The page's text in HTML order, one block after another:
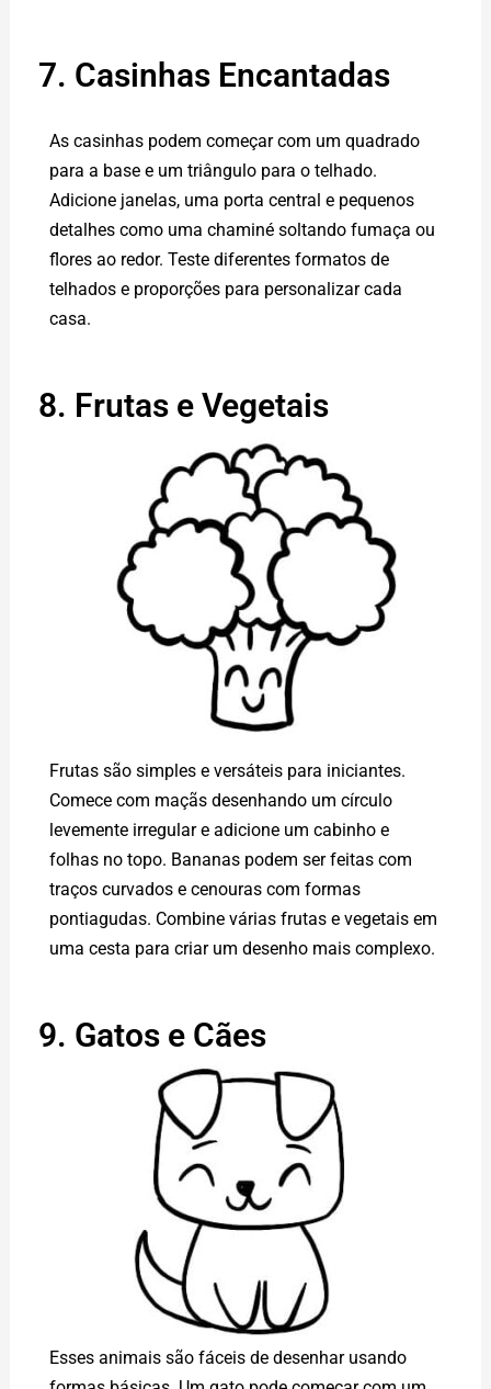
7. Casinhas Encantadas
As casinhas podem começar com um quadrado
para a base e um triângulo para o telhado.
Adicione janelas, uma porta central e pequenos
detalhes como uma chaminé soltando fumaça ou
flores ao redor. Teste diferentes formatos de
telhados e proporções para personalizar cada
casa.
8. Frutas e Vegetais
Frutas são simples e versáteis para iniciantes.
Comece com maçãs desenhando um círculo
levemente irregular e adicione um cabinho e
folhas no topo. Bananas podem ser feitas com
traços curvados e cenouras com formas
pontiagudas. Combine várias frutas e vegetais em
uma cesta para criar um desenho mais complexo.
9. Gatos e Cães
Esses animais são fáceis de desenhar usando